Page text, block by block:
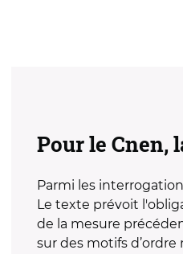
Pour le Cnen,
Parmi les
Le texte prévoit
de la mesure
sur des motifs